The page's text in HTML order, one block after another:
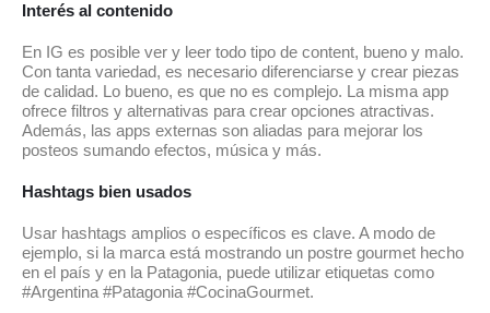
Interés al contenido
En IG es posible ver y leer todo tipo de content, bueno y malo.
Con tanta variedad, es necesario diferenciarse y crear piezas
de calidad. Lo bueno, es que no es complejo. La misma app
ofrece filtros y alternativas para crear opciones atractivas.
Además, las apps externas son aliadas para mejorar los
posteos sumando efectos, música y más.
Hashtags bien usados
Usar hashtags amplios o específicos es clave. A modo de
ejemplo, si la marca está mostrando un postre gourmet hecho
en el país y en la Patagonia, puede utilizar etiquetas como
#Argentina #Patagonia #CocinaGourmet.